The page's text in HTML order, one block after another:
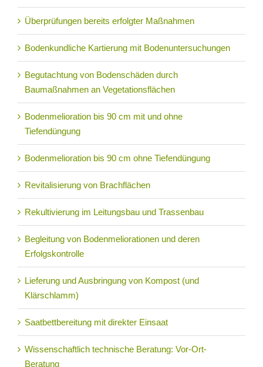
Überprüfungen bereits erfolgter Maßnahmen
Bodenkundliche Kartierung mit Bodenuntersuchungen
Begutachtung von Bodenschäden durch
Baumaßnahmen an Vegetationsflächen
Bodenmelioration bis 90 cm mit und ohne
Tiefendüngung
Bodenmelioration bis 90 cm ohne Tiefendüngung
Revitalisierung von Brachflächen
Rekultivierung im Leitungsbau und Trassenbau
Begleitung von Bodenmeliorationen und deren
Erfolgskontrolle
Lieferung und Ausbringung von Kompost (und
Klärschlamm)
Saatbettbereitung mit direkter Einsaat
Wissenschaftlich technische Beratung: Vor-Ort-
Beratung